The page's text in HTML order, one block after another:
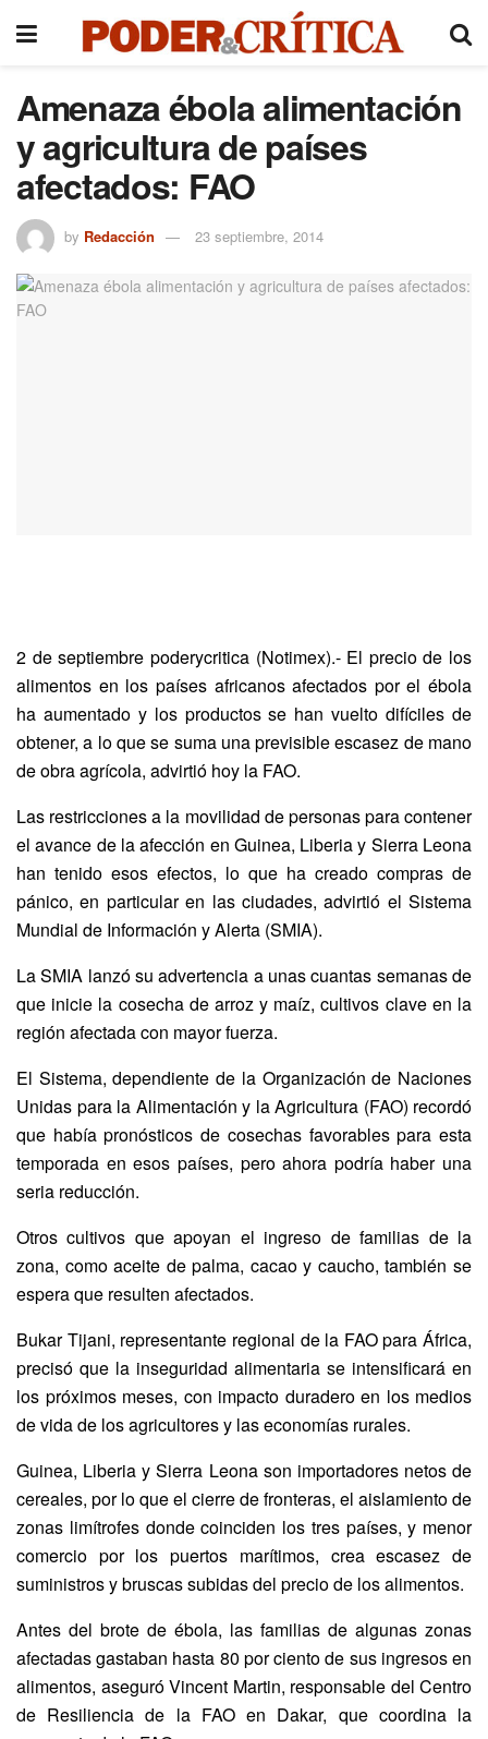
Amenaza ébola alimentación
y agricultura de países
afectados: FAO
by Redacción 23 septiembre, 2014
2 de septiembre poderycritica (Notimex).- El precio de los
alimentos en los países africanos afectados por el ébola
ha aumentado y los productos se han vuelto difíciles de
obtener, a lo que se suma una previsible escasez de mano
de obra agrícola, advirtió hoy la FAO.
Las restricciones a la movilidad de personas para contener
el avance de la afección en Guinea, Liberia y Sierra Leona
han tenido esos efectos, lo que ha creado compras de
pánico, en particular en las ciudades, advirtió el Sistema
Mundial de Información y Alerta (SMIA).
La SMIA lanzó su advertencia a unas cuantas semanas de
que inicie la cosecha de arroz y maíz, cultivos clave en la
región afectada con mayor fuerza.
El Sistema, dependiente de la Organización de Naciones
Unidas para la Alimentación y la Agricultura (FAO) recordó
que había pronósticos de cosechas favorables para esta
temporada en esos países, pero ahora podría haber una
seria reducción.
Otros cultivos que apoyan el ingreso de familias de la
zona, como aceite de palma, cacao y caucho, también se
espera que resulten afectados.
Bukar Tijani, representante regional de la FAO para África,
precisó que la inseguridad alimentaria se intensificará en
los próximos meses, con impacto duradero en los medios
de vida de los agricultores y las economías rurales.
Guinea, Liberia y Sierra Leona son importadores netos de
cereales, por lo que el cierre de fronteras, el aislamiento de
zonas limítrofes donde coinciden los tres países, y menor
comercio por los puertos marítimos, crea escasez de
suministros y bruscas subidas del precio de los alimentos.
Antes del brote de ébola, las familias de algunas zonas
afectadas gastaban hasta 80 por ciento de sus ingresos en
alimentos, aseguró Vincent Martin, responsable del Centro
de Resiliencia de la FAO en Dakar, que coordina la